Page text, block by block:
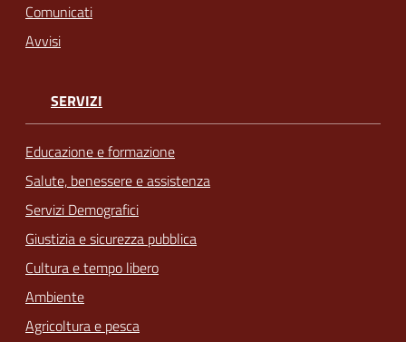
Comunicati
Avvisi
SERVIZI
Educazione e formazione
Salute, benessere e assistenza
Servizi Demografici
Giustizia e sicurezza pubblica
Cultura e tempo libero
Ambiente
Agricoltura e pesca